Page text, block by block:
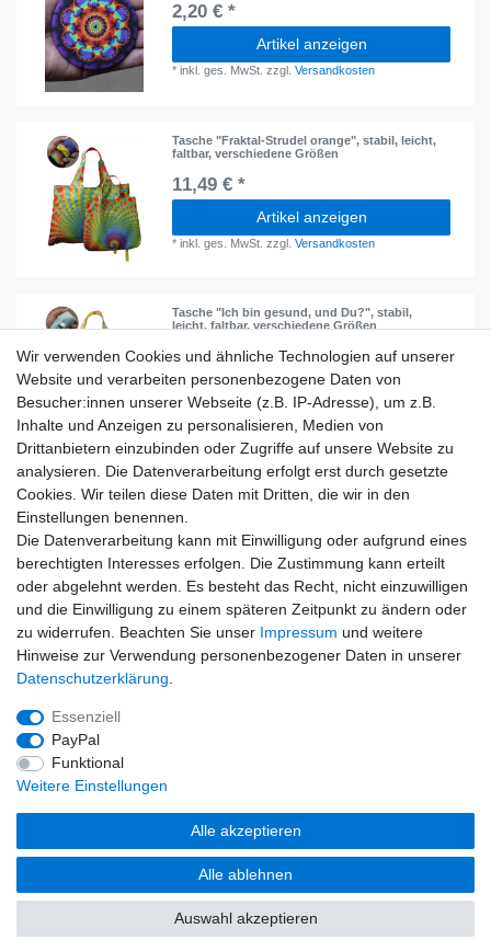
2,20 € *
Artikel anzeigen
*inkl. ges. MwSt. zzgl.Versandkosten
Tasche "Fraktal-Strudel orange", stabil, leicht,
faltbar, verschiedene Größen
11,49 € *
Artikel anzeigen
*inkl. ges. MwSt. zzgl.Versandkosten
Tasche "Ich bin gesund, und Du?", stabil,
leicht, faltbar, verschiedene Größen
11,49 € *
Artikel anzeigen
Unsere Produkte gibt es fürVeranstalter von
Demonstrationen und für an andere Aktivisten in
unserer Freiheitsbewegung zu Sonderkonditionen
(hier klicken)!
Du findest, dass ein Produkt in unserem freedom-shop
fehlt? Du hast eine Idee für einen coolen Aufdruck? Du hat
ein besseres Design? Dann melde Dich unter
https://t.me/MotivIdeen2020Chat
Wir verwenden Cookies und ähnliche Technologien auf unserer
Website und verarbeiten personenbezogene Daten von
Besucher:innen unserer Webseite (z.B. IP-Adresse), um z.B.
Inhalte und Anzeigen zu personalisieren, Medien von
Drittanbietern einzubinden oder Zugriffe auf unsere Website zu
analysieren. Die Datenverarbeitung erfolgt erst durch gesetzte
Cookies. Wir teilen diese Daten mit Dritten, die wir in den
Einstellungen benennen.
Die Datenverarbeitung kann mit Einwilligung oder aufgrund eines
berechtigten Interesses erfolgen. Die Zustimmung kann erteilt
oder abgelehnt werden. Es besteht das Recht, nicht einzuwilligen
und die Einwilligung zu einem späteren Zeitpunkt zu ändern oder
zu widerrufen. Beachten Sie unser Impressum und weitere
Hinweise zur Verwendung personenbezogener Daten in unserer
Daten­schutz­erklärung
Essenziell
PayPal
Funktional
Weitere Einstellungen
Alle akzeptieren
Alle ablehnen
Auswahl akzeptieren
Impressum
Widerrufs­recht Vertrag widerrufen Kontakt